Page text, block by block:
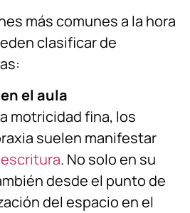
más comunes a la hora
clasificar de
el aula
motricidad fina, los
suelen manifestar
escritura. No solo en su
desde el punto de
del espacio en el